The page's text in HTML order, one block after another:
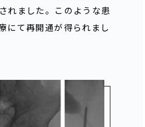
れました。このような患
にて再開通が得られまし